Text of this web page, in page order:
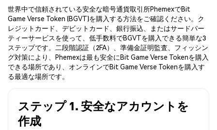
世界中で信頼されている安全な暗号通貨取引所PhemexでBit
Game Verse Token (BGVT)を購入する方法をご確認ください。ク
レジットカード、デビットカード、銀行振込、またはサードパー
ティーサービスを使って、低手数料でBGVTを購入できる簡単な3
ステップです。二段階認証（2FA）、準備金証明監査、フィッシン
グ対策により、Phemexは最も安全にBit Game Verse Tokenを購入
できる場所であり、オンラインでBit Game Verse Tokenを購入す
る最適な場所です。
ステップ 1. 安全なアカウントを
作成